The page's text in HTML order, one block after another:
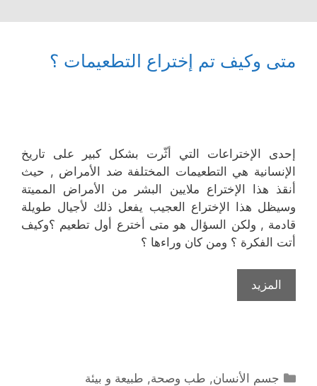
متى وكيف تم إختراع التطعيمات ؟
إحدى الإختراعات التي أثّرت بشكل كبير على تاريخ
الإنسانية هي التطعيمات المختلفة ضد الأمراض , حيث
أنقذ هذا الإختراع ملايين البشر من الأمراض المميتة
وسيظل هذا الإختراع العجيب يفعل ذلك لأجيال طويلة
قادمة , ولكن السؤال هو متى أخترع أول تطعيم ؟وكيف
أتت الفكرة ؟ ومن كان وراءها ؟
المزيد
التصنيفات
جسم الأنسان, طب وصحة, طبيعة و بيئة